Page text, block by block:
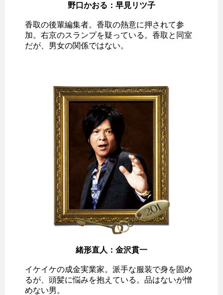
野口かおる：早見リツ子
香取の後輩編集者。香取の熱意に押されて参
加。右京のスランプを疑っている。香取と同室
だが、男女の関係ではない。
緒形直人：金沢貫一
イケイケの成金実業家。派手な服装で身を固め
るが、頭髪に悩みを抱えている。品はないが憎
めない男。